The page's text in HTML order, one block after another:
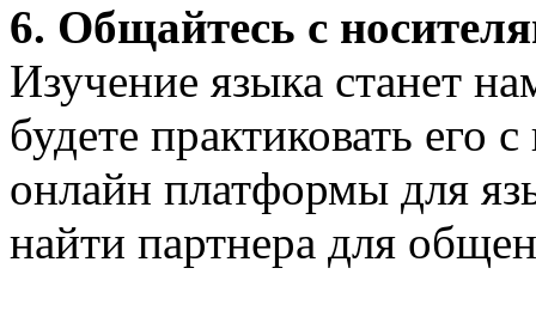
6. Общайтесь с
Изучение языка станет
будете практиковать
онлайн платформы для
найти партнера для